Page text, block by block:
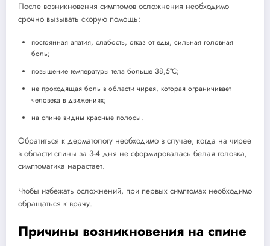
После возникновения симптомов осложнения необходимо
срочно вызывать скорую помощь:
постоянная апатия, слабость, отказ от еды, сильная головная
боль;
повышение температуры тела больше 38,5°С;
не проходящая боль в области чирея, которая ограничивает
человека в движениях;
на спине видны красные полосы.
Обратиться к дерматологу необходимо в случае, когда на чирее
в области спины за 3-4 дня не сформировалась белая головка,
симптоматика нарастает.
Чтобы избежать осложнений, при первых симптомах необходимо
обращаться к врачу.
Причины возникновения на спине